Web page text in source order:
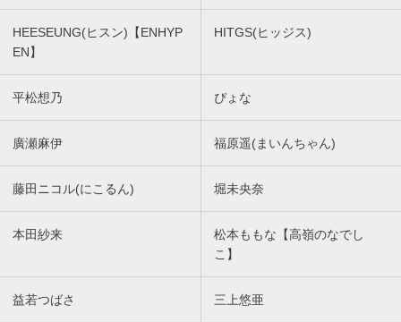
HEESEUNG(ヒスン)【ENHYP
EN】
HITGS(ヒッジス)
平松想乃 ぴょな
廣瀬麻伊 福原遥(まいんちゃん)
藤田ニコル(にこるん) 堀未央奈
本田紗来
松本ももな【高嶺のなでし
こ】
益若つばさ 三上悠亜